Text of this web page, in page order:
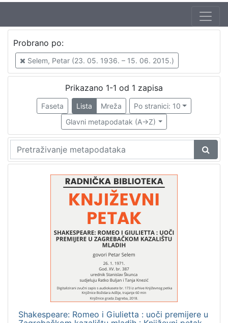
Jezik
hrvatski
cjelina
Digitalizirana zagrebačka baština
Glasovi Književnog petka
Probrano po:
Selem, Petar (23. 05. 1936. – 15. 06. 2015.)
Prikazano 1-1 od 1 zapisa
Faseta Lista Mreža
Po stranici: 10
Glavni metapodatak (A->Z)
Shakespeare: Romeo i Giulietta : uoči premijere u